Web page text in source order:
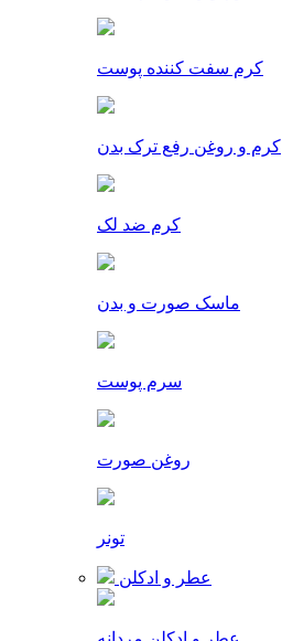
کرم سفت کننده پوست
کرم و روغن رفع ترک بدن
کرم ضد لک
ماسک صورت و بدن
سرم پوست
روغن صورت
تونر
عطر و ادکلن